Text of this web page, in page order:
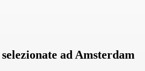
ad Amsterdam